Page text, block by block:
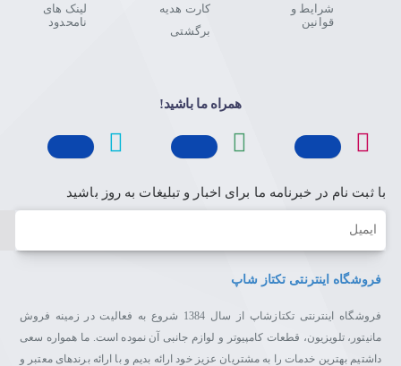
شرایط و
قوانین
کارت هدیه
برگشتی
لینک های
نامحدود
همراه ما باشید!
با ثبت نام در خبرنامه ما برای اخبار و تبلیغات به روز باشید
ایمیل
فروشگاه اینترنتی تکتاز شاپ
فروشگاه اینترنتی تکتازشاپ از سال 1384 شروع به فعالیت در زمینه فروش
مانیتور، تلویزیون، قطعات کامپیوتر و لوازم جانبی آن نموده است. ما همواره سعی
داشتیم بهترین خدمات را به مشتریان عزیز خود ارائه بدیم و با ارائه برندهای معتبر و